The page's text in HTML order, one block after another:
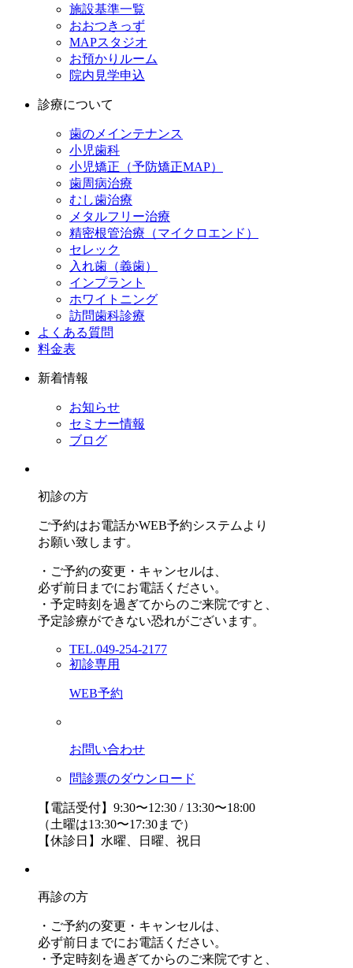
施設基準一覧
おおつきっず
MAPスタジオ
お預かりルーム
院内見学申込
診療について
歯のメインテナンス
小児歯科
小児矯正（予防矯正MAP）
歯周病治療
むし歯治療
メタルフリー治療
精密根管治療（マイクロエンド）
セレック
入れ歯（義歯）
インプラント
ホワイトニング
訪問歯科診療
よくある質問
料金表
新着情報
お知らせ
セミナー情報
ブログ
初診の方
ご予約はお電話かWEB予約システムより
お願い致します。
・ご予約の変更・キャンセルは、
必ず前日までにお電話ください。
・予定時刻を過ぎてからのご来院ですと、
予定診療ができない恐れがございます。
TEL.049-254-2177
初診専用
WEB予約
お問い合わせ
問診票のダウンロード
【電話受付】9:30〜12:30 / 13:30〜18:00
（土曜は13:30〜17:30まで）
【休診日】水曜、日曜、祝日
再診の方
・ご予約の変更・キャンセルは、
必ず前日までにお電話ください。
・予定時刻を過ぎてからのご来院ですと、